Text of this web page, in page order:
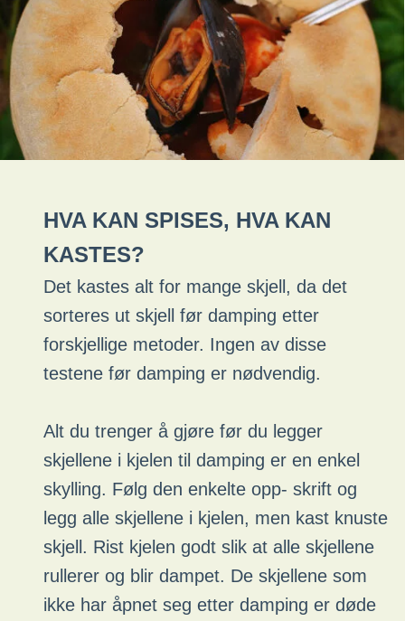
HVA KAN SPISES, HVA KAN
KASTES?
Det kastes alt for mange skjell, da det
sorteres ut skjell før damping etter
forskjellige metoder. Ingen av disse
testene før damping er nødvendig.
Alt du trenger å gjøre før du legger
skjellene i kjelen til damping er en enkel
skylling. Følg den enkelte opp- skrift og
legg alle skjellene i kjelen, men kast knuste
skjell. Rist kjelen godt slik at alle skjellene
rullerer og blir dampet. De skjellene som
ikke har åpnet seg etter damping er døde